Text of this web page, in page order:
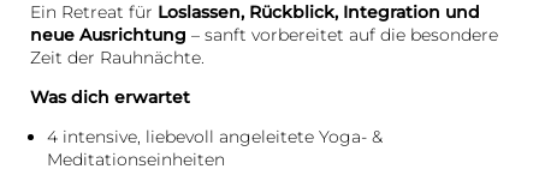
Ein Retreat für Loslassen, Rückblick, Integration und
neue Ausrichtung – sanft vorbereitet auf die besondere
Zeit der Rauhnächte.
Was dich erwartet
4 intensive, liebevoll angeleitete Yoga- &
Meditationseinheiten